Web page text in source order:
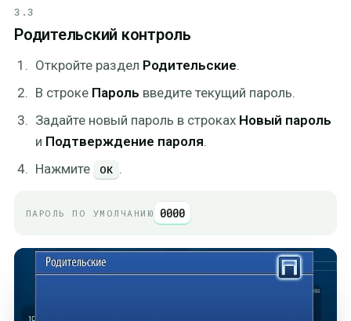
3.3
Родительский контроль
Откройте раздел Родительские.
В строке Пароль введите текущий пароль.
Задайте новый пароль в строках Новый пароль
и Подтверждение пароля.
Нажмите
ОК .
ПАРОЛЬ ПО УМОЛЧАНИЮ 0000